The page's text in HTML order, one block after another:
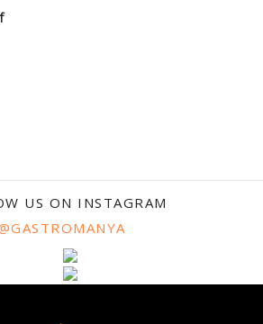
US ON INSTAGRAM